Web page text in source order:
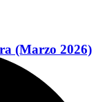
(Marzo 2026)